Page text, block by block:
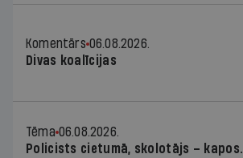
Komentārs 06.08.2026.
Divas koalīcijas
Tēma 06.08.2026.
Policists cietumā, skolotājs – kapos.